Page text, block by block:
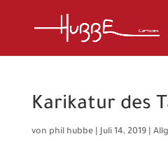
Karikatur des
von phil hubbe|Juli 14, 2019|